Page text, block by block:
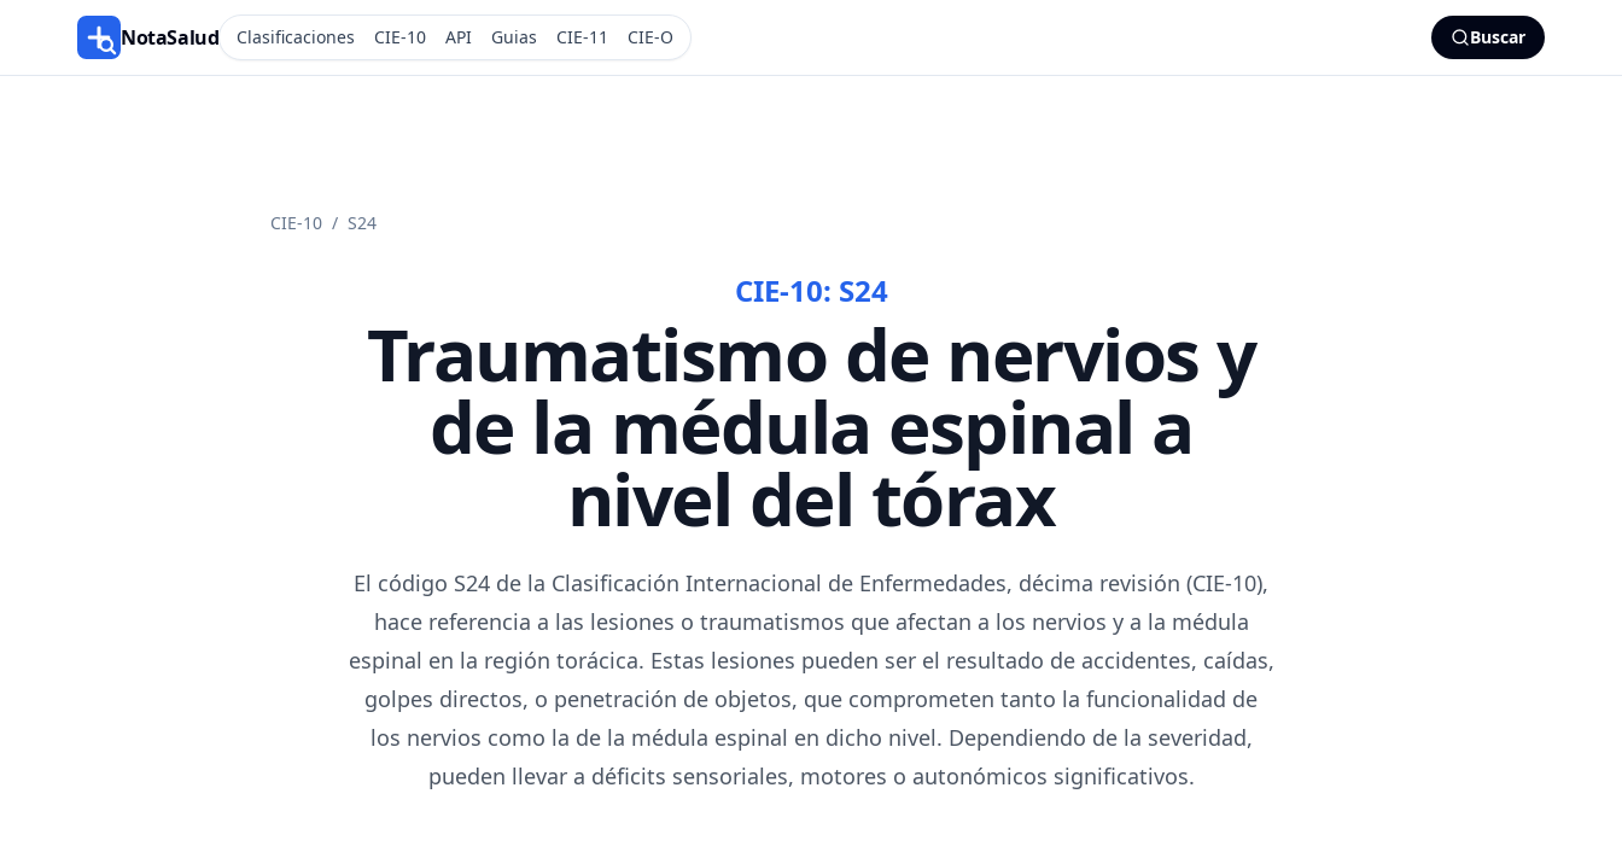
NotaSalud Clasificaciones CIE-10 API Guias CIE-11 CIE-O Buscar
CIE-10 / S24
CIE-10: S24
Traumatismo de nervios y
de la médula espinal a
nivel del tórax
El código S24 de la Clasificación Internacional de Enfermedades, décima revisión (CIE-10),
hace referencia a las lesiones o traumatismos que afectan a los nervios y a la médula
espinal en la región torácica. Estas lesiones pueden ser el resultado de accidentes, caídas,
golpes directos, o penetración de objetos, que comprometen tanto la funcionalidad de
los nervios como la de la médula espinal en dicho nivel. Dependiendo de la severidad,
pueden llevar a déficits sensoriales, motores o autonómicos significativos.